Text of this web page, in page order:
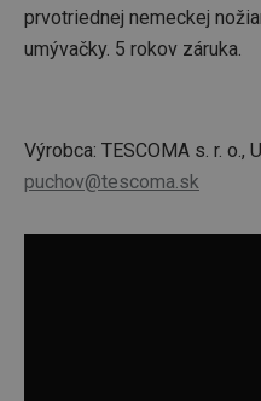
prvotriednej nemeckej
umývačky. 5 rokov záruka.
Výrobca: TESCOMA s. r. o.,
puchov@tescoma.sk